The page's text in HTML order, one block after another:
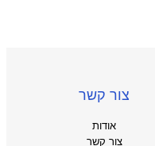
צור קשר
אודות
צור קשר